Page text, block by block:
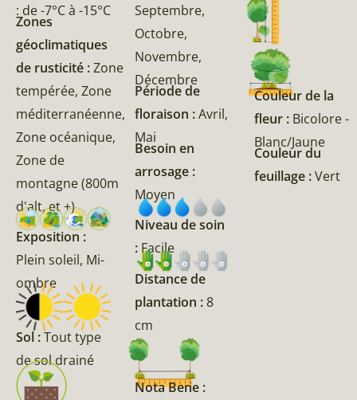
: de -7°C à -15°C
Zones
géoclimatiques
de rusticité :Zone
tempérée, Zone
méditerranéenne,
Zone océanique,
Zone de
montagne (800m
d'alt, et +)
Exposition :
Plein soleil, Mi-
ombre
Sol :Tout type
de sol drainé
Septembre,
Octobre,
Novembre,
Décembre
Période de
floraison :Avril,
Mai
Besoin en
arrosage :
Moyen
Niveau de soin
: Facile
Distance de
plantation :8
cm
Nota Bene :
Couleur de la
fleur : Bicolore -
Blanc/Jaune
Couleur du
feuillage :Vert